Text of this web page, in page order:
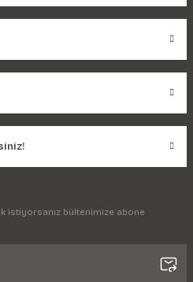
istiyorsanız bültenimize abone